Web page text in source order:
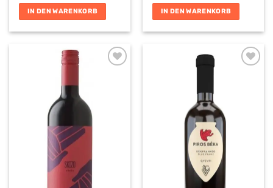
IN DEN WARENKORB IN DEN WARENKORB